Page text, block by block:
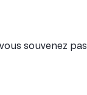
souvenez pas